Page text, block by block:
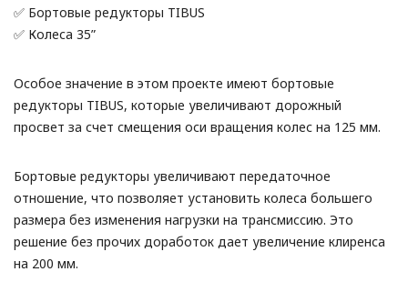
✅ Бортовые редукторы TIBUS
✅ Колеса 35”
Особое значение в этом проекте имеют бортовые
редукторы TIBUS, которые увеличивают дорожный
просвет за счет смещения оси вращения колес на 125 мм.
Бортовые редукторы увеличивают передаточное
отношение, что позволяет установить колеса большего
размера без изменения нагрузки на трансмиссию. Это
решение без прочих доработок дает увеличение клиренса
на 200 мм.